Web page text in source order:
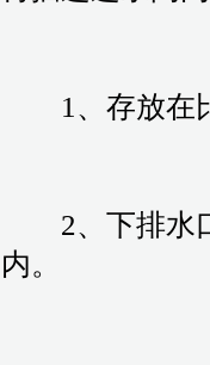
1、存放在比
2、下排水口
内。